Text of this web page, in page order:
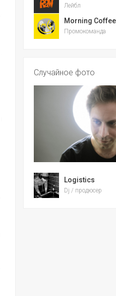
Лейбл
Morning
Промокоманда
Случайное фото
Logistics
Dj / продюсер